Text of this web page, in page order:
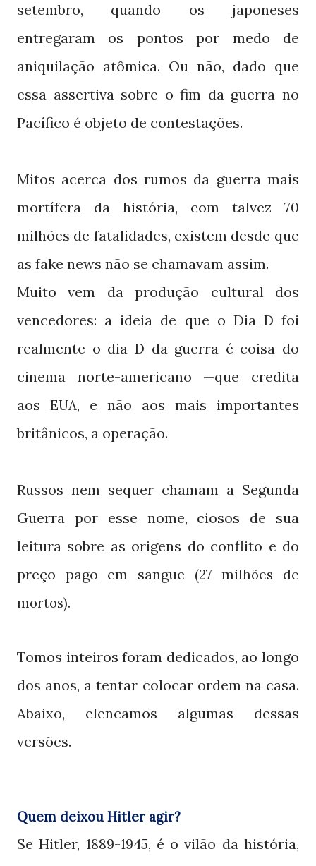
setembro, quando os japoneses
entregaram os pontos por medo de
aniquilação atômica. Ou não, dado que
essa assertiva sobre o fim da guerra no
Pacífico é objeto de contestações.
Mitos acerca dos rumos da guerra mais
mortífera da história, com talvez 70
milhões de fatalidades, existem desde que
as fake news não se chamavam assim.
Muito vem da produção cultural dos
vencedores: a ideia de que o Dia D foi
realmente o dia D da guerra é coisa do
cinema norte-americano —que credita
aos EUA, e não aos mais importantes
britânicos, a operação.
Russos nem sequer chamam a Segunda
Guerra por esse nome, ciosos de sua
leitura sobre as origens do conflito e do
preço pago em sangue (27 milhões de
mortos).
Tomos inteiros foram dedicados, ao longo
dos anos, a tentar colocar ordem na casa.
Abaixo, elencamos algumas dessas
versões.
Quem deixou Hitler agir?
Se Hitler, 1889-1945, é o vilão da história,